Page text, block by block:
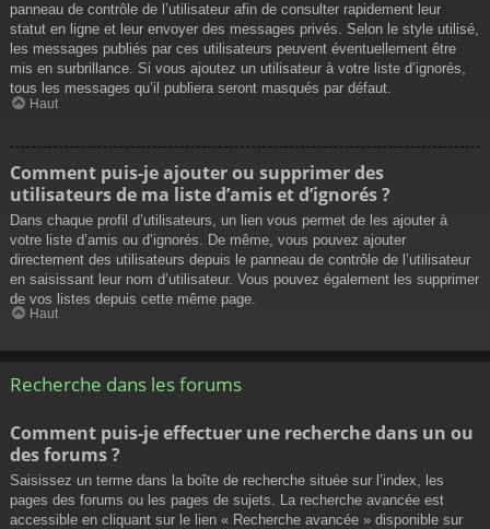
panneau de contrôle de l’utilisateur afin de consulter rapidement leur
statut en ligne et leur envoyer des messages privés. Selon le style utilisé,
les messages publiés par ces utilisateurs peuvent éventuellement être
mis en surbrillance. Si vous ajoutez un utilisateur à votre liste d’ignorés,
tous les messages qu’il publiera seront masqués par défaut.
Haut
Comment puis-je ajouter ou supprimer des
utilisateurs de ma liste d’amis et d’ignorés ?
Dans chaque profil d’utilisateurs, un lien vous permet de les ajouter à
votre liste d’amis ou d’ignorés. De même, vous pouvez ajouter
directement des utilisateurs depuis le panneau de contrôle de l’utilisateur
en saisissant leur nom d’utilisateur. Vous pouvez également les supprimer
de vos listes depuis cette même page.
Haut
Recherche dans les forums
Comment puis-je effectuer une recherche dans un ou
des forums ?
Saisissez un terme dans la boîte de recherche située sur l’index, les
pages des forums ou les pages de sujets. La recherche avancée est
accessible en cliquant sur le lien « Recherche avancée » disponible sur